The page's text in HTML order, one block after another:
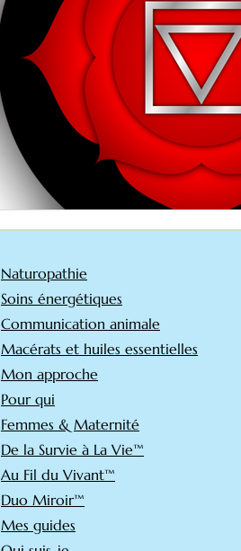
Naturopathie
Soins énergétiques
Communication animale
Macérats et huiles essentielles
Mon approche
Pour qui
Femmes & Maternité
De la Survie à La Vie™
Au Fil du Vivant™
Duo Miroir™
Mes guides